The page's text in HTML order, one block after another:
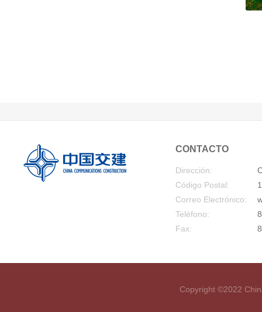
CONTACTO
Dirección:
Código Postal:
Correo Electrónico:
Teléfono:
Fax:
Copyright ©2022